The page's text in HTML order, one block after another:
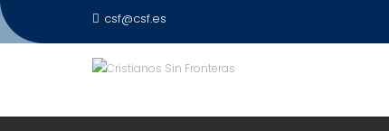
Saltar
al
csf@csf.es